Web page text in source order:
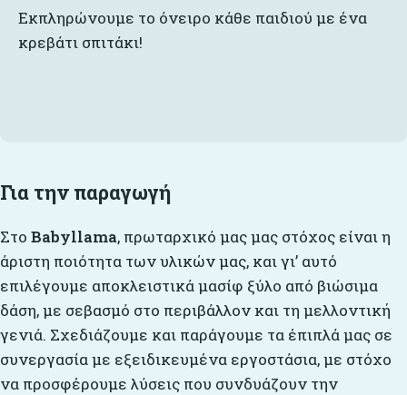
Εκπληρώνουμε το όνειρο κάθε παιδιού με ένα
κρεβάτι σπιτάκι!
Για την παραγωγή
Στο Babyllama, πρωταρχικό μας μας στόχος είναι η
άριστη ποιότητα των υλικών μας, και γι’ αυτό
επιλέγουμε αποκλειστικά μασίφ ξύλο από βιώσιμα
δάση, με σεβασμό στο περιβάλλον και τη μελλοντική
γενιά. Σχεδιάζουμε και παράγουμε τα έπιπλά μας σε
συνεργασία με εξειδικευμένα εργοστάσια, με στόχο
να προσφέρουμε λύσεις που συνδυάζουν την